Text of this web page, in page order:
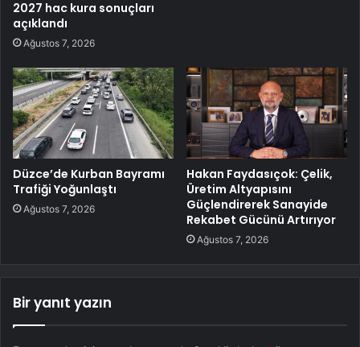
2027 hac kura sonuçları
açıklandı
Ağustos 7, 2026
Düzce’de Kurban Bayramı
Trafiği Yoğunlaştı
Ağustos 7, 2026
Hakan Faydasıçok: Çelik,
Üretim Altyapısını
Güçlendirerek Sanayide
Rekabet Gücünü Artırıyor
Ağustos 7, 2026
Bir yanıt yazın